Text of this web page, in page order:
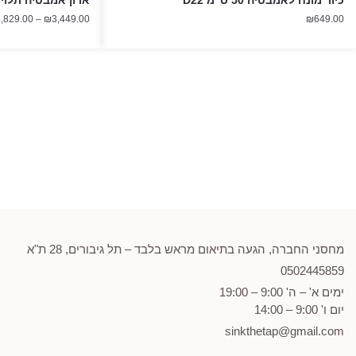
₪649.00
₪3,449.00
–
מחסני החברה, הגעה בתיאום מראש בלבד – תל גיבורים, 28 ת"א
0502445859
ימים א' – ה' 9:00 – 19:00
יום ו' 9:00 – 14:00
sinkthetap@gmail.com